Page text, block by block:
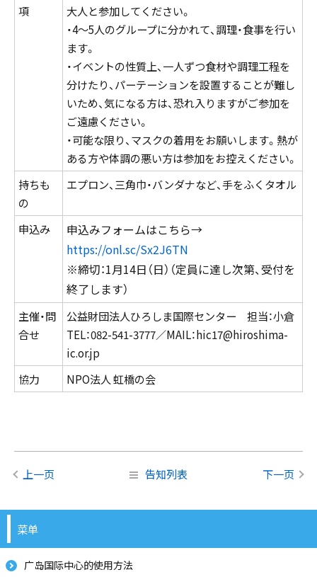
項
大人と参加してください。
・4～5人のグループに分かれて、調理・食事を行い
ます。
・イベントの性質上、一人ずつ食材や調理工程を
分けたり、パーテーションを設置することが難し
いため、気になる方は、恐れ入りますがご参加を
ご遠慮ください。
・可能な限り、マスクの着用をお願いします。熱が
ある方や体調の悪い方は参加をお控えください。
持ちも
の
エプロン、三角巾・バンダナなど、手をふくタオル
申込み
申込みフォームはこちら→
https://onl.sc/Sx2J6TN
※締切：1月14日（日）（定員に達し次第、受付を
終了します）
主催・問
合せ
公益財団法人ひろしま国際センター 担当：小倉
TEL：082-541-3777／MAIL：hic17@hiroshima-
ic.or.jp
協力
NPO法人 虹橋の会
上一页 告知列表 下一页
菜单
广岛国际中心的使用方法